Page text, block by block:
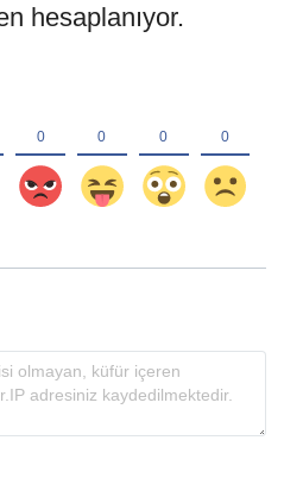
hesaplanıyor.